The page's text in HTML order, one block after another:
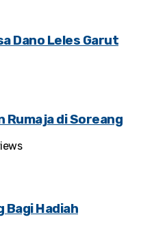
Dano Leles Garut
Rumaja di Soreang
Bagi Hadiah